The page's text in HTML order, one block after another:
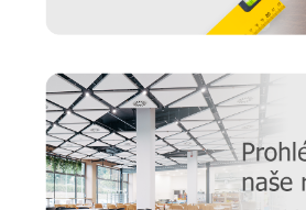
Nový časopis o designu
Hledáte inspiraci do nového
jak vybrat židli, stůl, postel nebo
zajímají trendy v bydlení a chcete
informace. Pak sledujte náš online
kterém najdete každý den novou